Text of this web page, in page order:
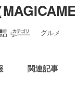
グルメ
関連記事